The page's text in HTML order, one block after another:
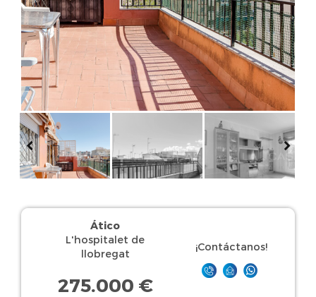
Ático
L'hospitalet de
llobregat
275.000 €
¡Contáctanos!